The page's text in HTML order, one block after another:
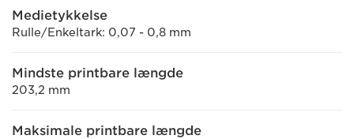
Medietykkelse
Rulle/Enkeltark: 0,07 - 0,8 mm
Mindste printbare længde
203,2 mm
Maksimale printbare længde